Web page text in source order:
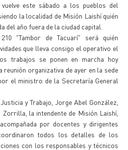
este sábado a los pueblos del
la localidad de Misión Laishí quién
del año fuera de la ciudad capital.
"Tambor de Tacuarí" será quién
que lleva consigo el operativo el
trabajos se ponen en marcha hoy
organizativa de ayer en la sede
el ministro de la Secretaría General
y Trabajo, Jorge Abel González,
la intendente de Misión Laishí,
por docentes y dirigentes
todos los detalles de los
con los responsables y técnicos